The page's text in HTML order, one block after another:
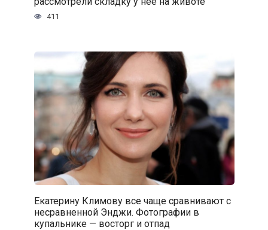
411
Екатерину Климову все чаще сравнивают с
несравненной Энджи. Фотографии в
купальнике — восторг и отпад